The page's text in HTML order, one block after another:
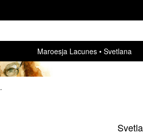
Maroesja Lacunes Svetlana
.